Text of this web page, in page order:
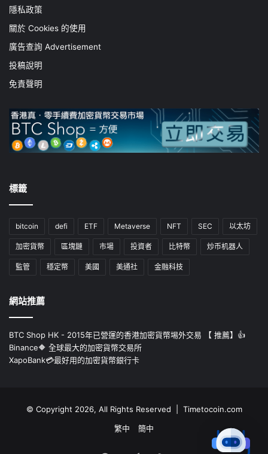
隱私政策
關於 Cookies 的使用
廣告查詢 Advertisement
投稿說明
免責聲明
標籤
bitcoin defi ETF Metaverse NFT SEC 以太坊
加密貨幣 區塊鏈 市場 投資者 比特幣 炒币机器人
監管 穩定幣 美國 美通社 金融科技
網站推薦
BTC Shop HK - 2015年已營運的香港加密貨幣埸外交易 【 推薦】👍
Binance🔶 全球最大的加密貨幣交易所
XapoBank💳最好用的加密貨幣銀行卡
© Copyright 2026, All Rights Reserved | Timetocoin.com
繁中
簡中